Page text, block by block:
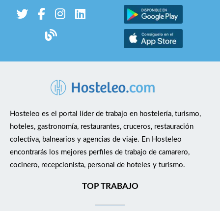
Hosteleo es el portal líder de trabajo en hostelería, turismo,
hoteles, gastronomía, restaurantes, cruceros, restauración
colectiva, balnearios y agencias de viaje. En Hosteleo
encontrarás los mejores perfiles de trabajo de camarero,
cocinero, recepcionista, personal de hoteles y turismo.
TOP TRABAJO